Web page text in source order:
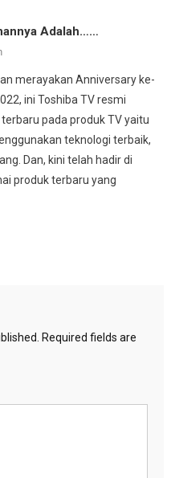
Adalah……
merayakan Anniversary ke-
ini Toshiba TV resmi
pada produk TV yaitu
teknologi terbaik,
Dan, kini telah hadir di
produk terbaru yang
Required fields are